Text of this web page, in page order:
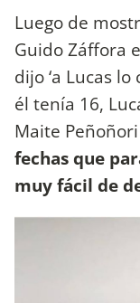
Luego de
Guido Záffora
dijo ‘a Lucas
él tenía 16,
Maite
fechas que
muy fácil de